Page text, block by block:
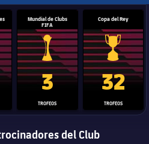
de la Liga de Campeones
Mundial de Clubs
FIFA
Trofeo del Mundial de
3
TROFEOS
Copa del Rey
Copa del
32
TROFEOS
del Club